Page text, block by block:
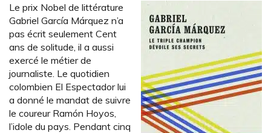
Le prix Nobel de littérature
Gabriel García Márquez n’a
pas écrit seulement Cent
ans de solitude, il a aussi
exercé le métier de
journaliste. Le quotidien
colombien El Espectador lui
a donné le mandat de suivre
le coureur Ramón Hoyos,
l’idole du pays. Pendant cinq